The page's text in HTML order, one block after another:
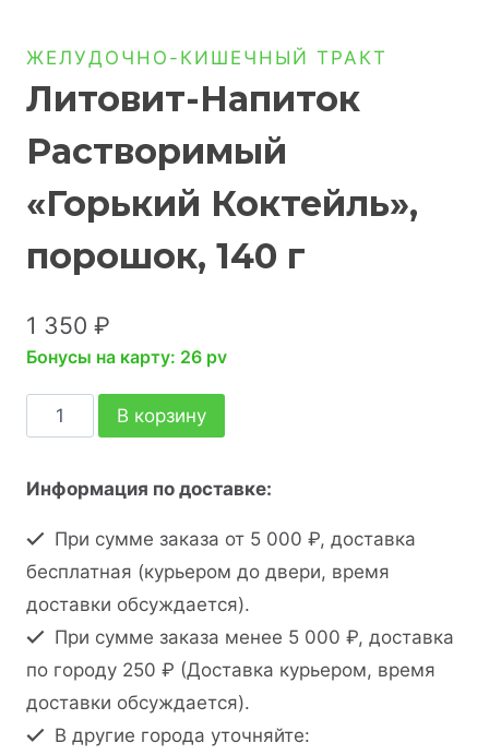
ЖЕЛУДОЧНО-КИШЕЧНЫЙ ТРАКТ
Литовит-Напиток
Растворимый
«Горький Коктейль»,
порошок, 140 г
1 350 ₽
Бонусы на карту: 26 pv
В корзину
Информация по доставке:
При сумме заказа от 5 000 ₽, доставка
бесплатная (курьером до двери, время
доставки обсуждается).
При сумме заказа менее 5 000 ₽, доставка
по городу 250 ₽ (Доставка курьером, время
доставки обсуждается).
В другие города уточняйте: